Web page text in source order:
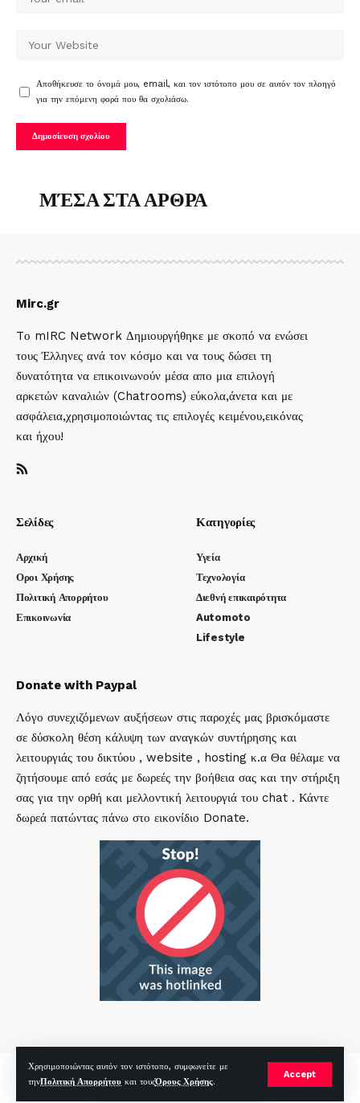
Χρησιμοποιώντας αυτόν τον ιστότοπο, συμφωνείτε με
τηνΠολιτική Απορρήτου και τουςΌρους Χρήσης.
Accept
Αποθήκευσε το όνομά μου, email, και τον ιστότοπο μου σε αυτόν τον πλοηγό
για την επόμενη φορά που θα σχολιάσω.
ΜΈΣΑ ΣΤΑ ΑΡΘΡΑ
Mirc.gr
Tο mIRC Network Δημιουργήθηκε με σκοπό να ενώσει
τους Έλληνες ανά τον κόσμο και να τους δώσει τη
δυνατότητα να επικοινωνούν μέσα απο μια επιλογή
αρκετών καναλιών (Chatrooms) εύκολα,άνετα και με
ασφάλεια,χρησιμοποιώντας τις επιλογές κειμένου,εικόνας
και ήχου!
Σελίδες
Αρχική
Οροι Χρήσης
Πολιτική Απορρήτου
Επικοινωνία
Κατηγορίες
Υγεία
Τεχνολογία
Διεθνή επικαιρότητα
Automoto
Lifestyle
Donate with Paypal
Λόγο συνεχιζόμενων αυξήσεων στις παροχές μας βρισκόμαστε
σε δύσκολη θέση κάλυψη των αναγκών συντήρησης και
λειτουργιάς του δικτύου , website , hosting κ.α Θα θέλαμε να
ζητήσουμε από εσάς με δωρεές την βοήθεια σας και την στήριξη
σας για την ορθή και μελλοντική λειτουργιά του chat . Κάντε
δωρεά πατώντας πάνω στο εικονίδιο Donate.
mirc.gr 2023 Copyright %year%, All Rights Reserved |bySp
Hosted byRealHosting